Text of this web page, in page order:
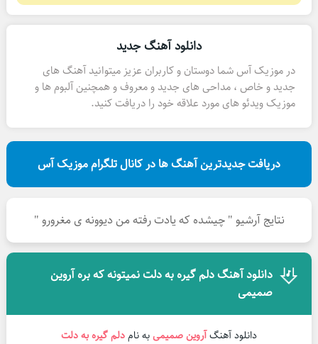
دانلود آهنگ جدید
در موزیک آس شما دوستان و کاربران عزیز میتوانید آهنگ های
جدید و خاص ، مداحی های جدید و معروف و همچنین آلبوم ها و
موزیک ویدئو های مورد علاقه خود را دریافت کنید.
دریافت جدیدترین آهنگ ها در کانال تلگرام موزیک آس
نتایج آرشیو " چیشده که یادت رفته من دیوونه ی مغرورو "
دانلود آهنگ دلم گیره به دلت نمیتونه که بره آروین
صمیمی
دانلود آهنگآروین صمیمیبه نامدلم گیره به دلت